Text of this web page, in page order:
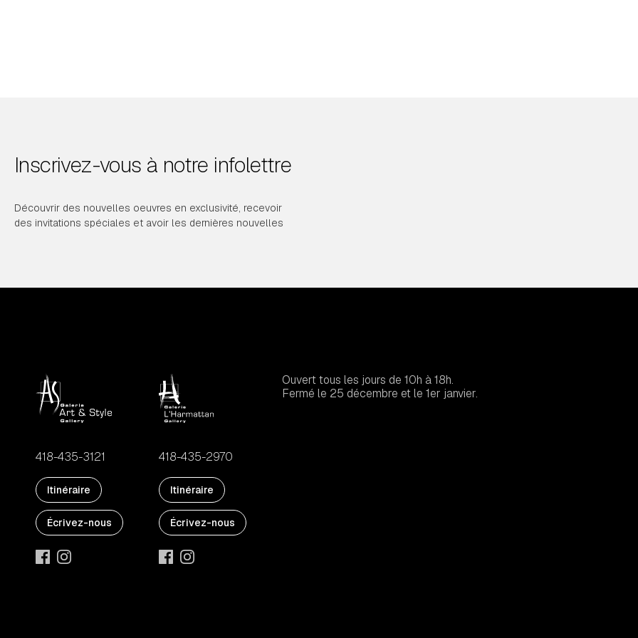
Inscrivez-vous à notre infolettre
Découvrir des nouvelles oeuvres en exclusivité, recevoir
des invitations spéciales et avoir les dernières nouvelles
418-435-3121
Itinéraire
Écrivez-nous
418-435-2970
Itinéraire
Écrivez-nous
Ouvert tous les jours de 10h à 18h.
Fermé le 25 décembre et le 1er janvier.